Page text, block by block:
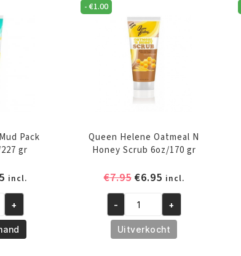
Gr
aantal
Pack
gr
Huidige
prijs
is:
€6.95.
incl.
+
- €1.00
Queen Helene Oatmeal N
Honey Scrub 6oz/170 gr
€7.95 Oorspronkelijke
was:
€7.95.
€6.95Huidige
prijs
is:
€6.95.
incl.
Queen
Helene
Oatmeal
- +
Uitverkocht